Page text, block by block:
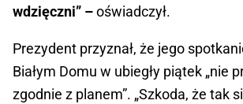
wdzięczni” –oświadczył.
Prezydent przyznał, że jego
Białym Domu w ubiegły piątek „nie
zgodnie z planem”. „Szkoda, że tak